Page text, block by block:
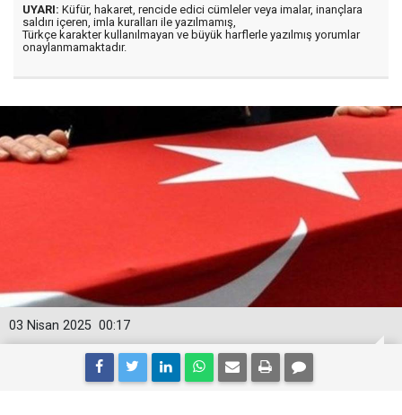
UYARI: Küfür, hakaret, rencide edici cümleler veya imalar, inançlara
saldırı içeren, imla kuralları ile yazılmamış,
Türkçe karakter kullanılmayan ve büyük harflerle yazılmış yorumlar
onaylanmamaktadır.
00:17
03 Nisan 2025